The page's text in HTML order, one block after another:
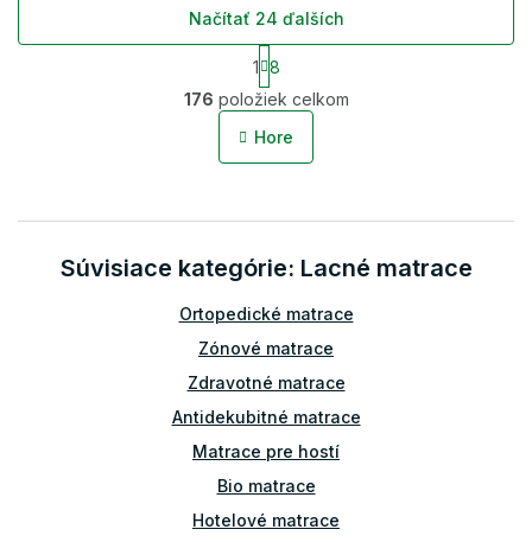
O
v
l
c
e
r
k
y
ý
p
s
u
Načítať 24 ďalších
S
t
r
á
n
a
i
e
1 8
176 položiek celkom
Hore
Súvisiace kategórie: Lacné matrace
Ortopedické matrace
Zónové matrace
Zdravotné matrace
Antidekubitné matrace
Matrace pre hostí
Bio matrace
Hotelové matrace